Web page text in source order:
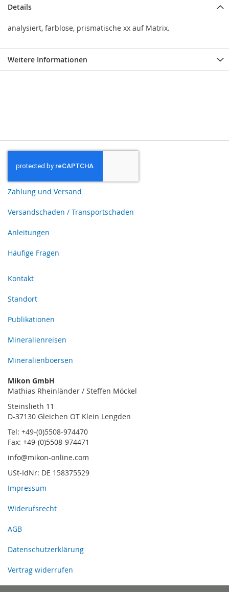
Details
analysiert, farblose, prismatische xx auf Matrix.
Weitere Informationen
Zahlung und Versand
Versandschaden / Transportschaden
Anleitungen
Häufige Fragen
Kontakt
Standort
Publikationen
Mineralienreisen
Mineralienboersen
Mikon GmbH
Mathias Rheinländer / Steffen Möckel
Steinslieth 11
D-37130 Gleichen OT Klein Lengden
Tel: +49-(0)5508-974470
Fax: +49-(0)5508-974471
info@mikon-online.com
USt-IdNr: DE 158375529
Impressum
Widerufsrecht
AGB
Datenschutzerklärung
Vertrag widerrufen